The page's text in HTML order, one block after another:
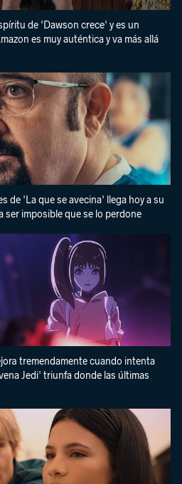
de 'Dawson crece' y es un
es muy auténtica y va más allá
de 'La que se avecina' llega hoy a su
ser imposible que se lo perdone
tremendamente cuando intenta
Jedi' triunfa donde las últimas